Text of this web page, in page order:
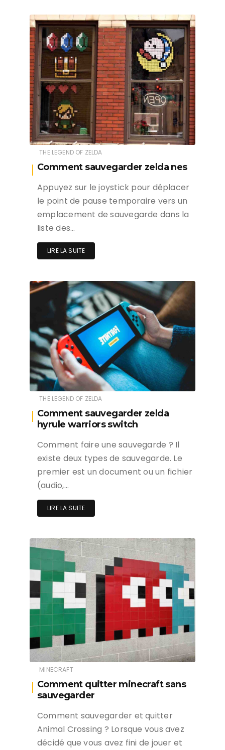
THE LEGEND OF ZELDA
Comment sauvegarder zelda nes
Appuyez sur le joystick pour déplacer
le point de pause temporaire vers un
emplacement de sauvegarde dans la
liste des…
LIRE LA SUITE
THE LEGEND OF ZELDA
Comment sauvegarder zelda
hyrule warriors switch
Comment faire une sauvegarde ? Il
existe deux types de sauvegarde. Le
premier est un document ou un fichier
(audio,…
LIRE LA SUITE
MINECRAFT
Comment quitter minecraft sans
sauvegarder
Comment sauvegarder et quitter
Animal Crossing ? Lorsque vous avez
décidé que vous avez fini de jouer et